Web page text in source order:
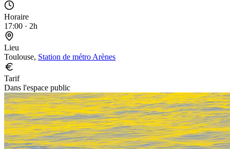
Horaire
17:00 · 2h
Lieu
Toulouse, Station de métro Arènes
Tarif
Dans l'espace public